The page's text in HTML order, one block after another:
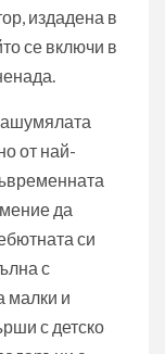
издадена в
се включи в
от най-
да
си
с
малки и
с детско